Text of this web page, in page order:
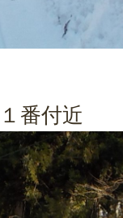
１番付近